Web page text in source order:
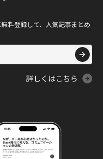
料登録して、人気記事まとめ
詳しくはこちら